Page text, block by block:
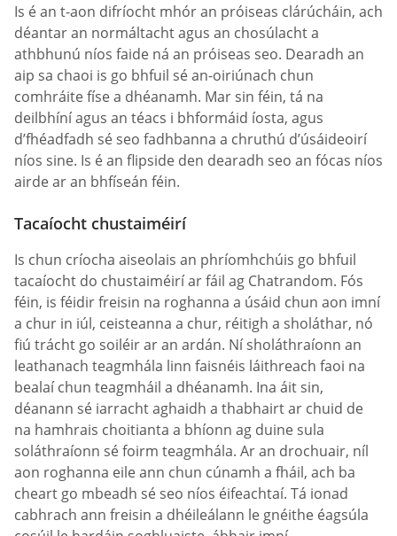
Is é an t-aon difríocht mhór an próiseas clárúcháin, ach
déantar an normáltacht agus an chosúlacht a
athbhunú níos faide ná an próiseas seo. Dearadh an
aip sa chaoi is go bhfuil sé an-oiriúnach chun
comhráite físe a dhéanamh. Mar sin féin, tá na
deilbhíní agus an téacs i bhformáid íosta, agus
d’fhéadfadh sé seo fadhbanna a chruthú d’úsáideoirí
níos sine. Is é an flipside den dearadh seo an fócas níos
airde ar an bhfíseán féin.
Tacaíocht chustaiméirí
Is chun críocha aiseolais an phríomhchúis go bhfuil
tacaíocht do chustaiméirí ar fáil ag Chatrandom. Fós
féin, is féidir freisin na roghanna a úsáid chun aon imní
a chur in iúl, ceisteanna a chur, réitigh a sholáthar, nó
fiú trácht go soiléir ar an ardán. Ní sholáthraíonn an
leathanach teagmhála linn faisnéis láithreach faoi na
bealaí chun teagmháil a dhéanamh. Ina áit sin,
déanann sé iarracht aghaidh a thabhairt ar chuid de
na hamhrais choitianta a bhíonn ag duine sula
soláthraíonn sé foirm teagmhála. Ar an drochuair, níl
aon roghanna eile ann chun cúnamh a fháil, ach ba
cheart go mbeadh sé seo níos éifeachtaí. Tá ionad
cabhrach ann freisin a dhéileálann le gnéithe éagsúla